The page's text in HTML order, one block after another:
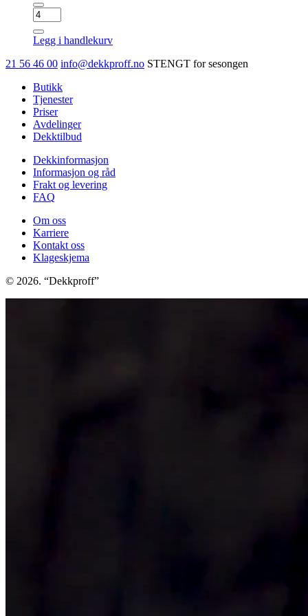
NOKIAN
HKPL
R5
antall
Legg i handlekurv
21 56 46 00 info@dekkproff.no STENGT for sesongen
Butikk
Tjenester
Priser
Avdelinger
Dekktilbud
Dekkinformasjon
Informasjon og råd
Frakt og levering
FAQ
Om oss
Karriere
Kontakt oss
Klageskjema
© 2026. “Dekkproff”